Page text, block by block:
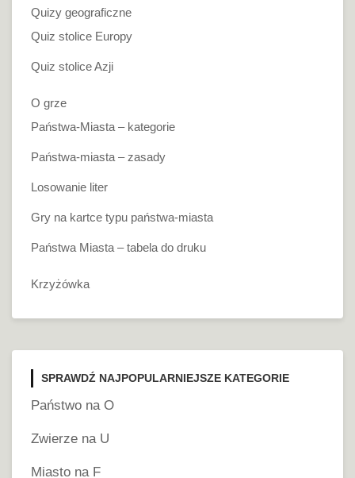
Quizy geograficzne
Quiz stolice Europy
Quiz stolice Azji
O grze
Państwa-Miasta – kategorie
Państwa-miasta – zasady
Losowanie liter
Gry na kartce typu państwa-miasta
Państwa Miasta – tabela do druku
Krzyżówka
SPRAWDŹ NAJPOPULARNIEJSZE KATEGORIE
Państwo na O
Zwierze na U
Miasto na F